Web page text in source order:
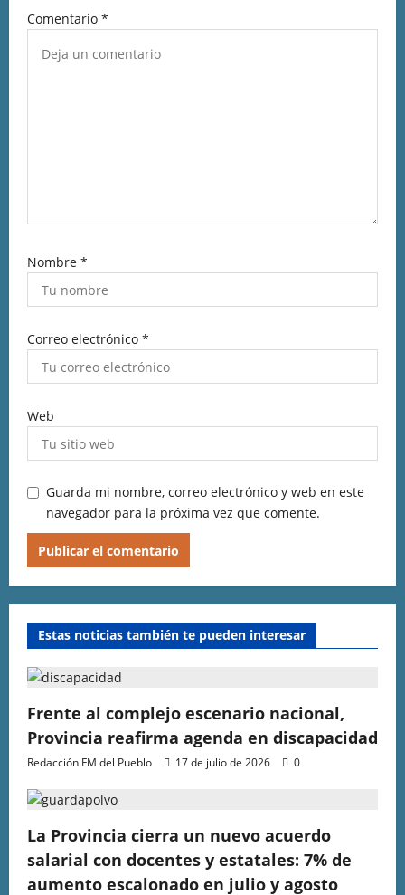
Comentario *
Nombre *
Correo electrónico *
Web
Guarda mi nombre, correo electrónico y web en este
navegador para la próxima vez que comente.
Estas noticias también te pueden interesar
Frente al complejo escenario nacional,
Provincia reafirma agenda en discapacidad
Redacción FM del Pueblo 17 de julio de 2026 0
La Provincia cierra un nuevo acuerdo
salarial con docentes y estatales: 7% de
aumento escalonado en julio y agosto